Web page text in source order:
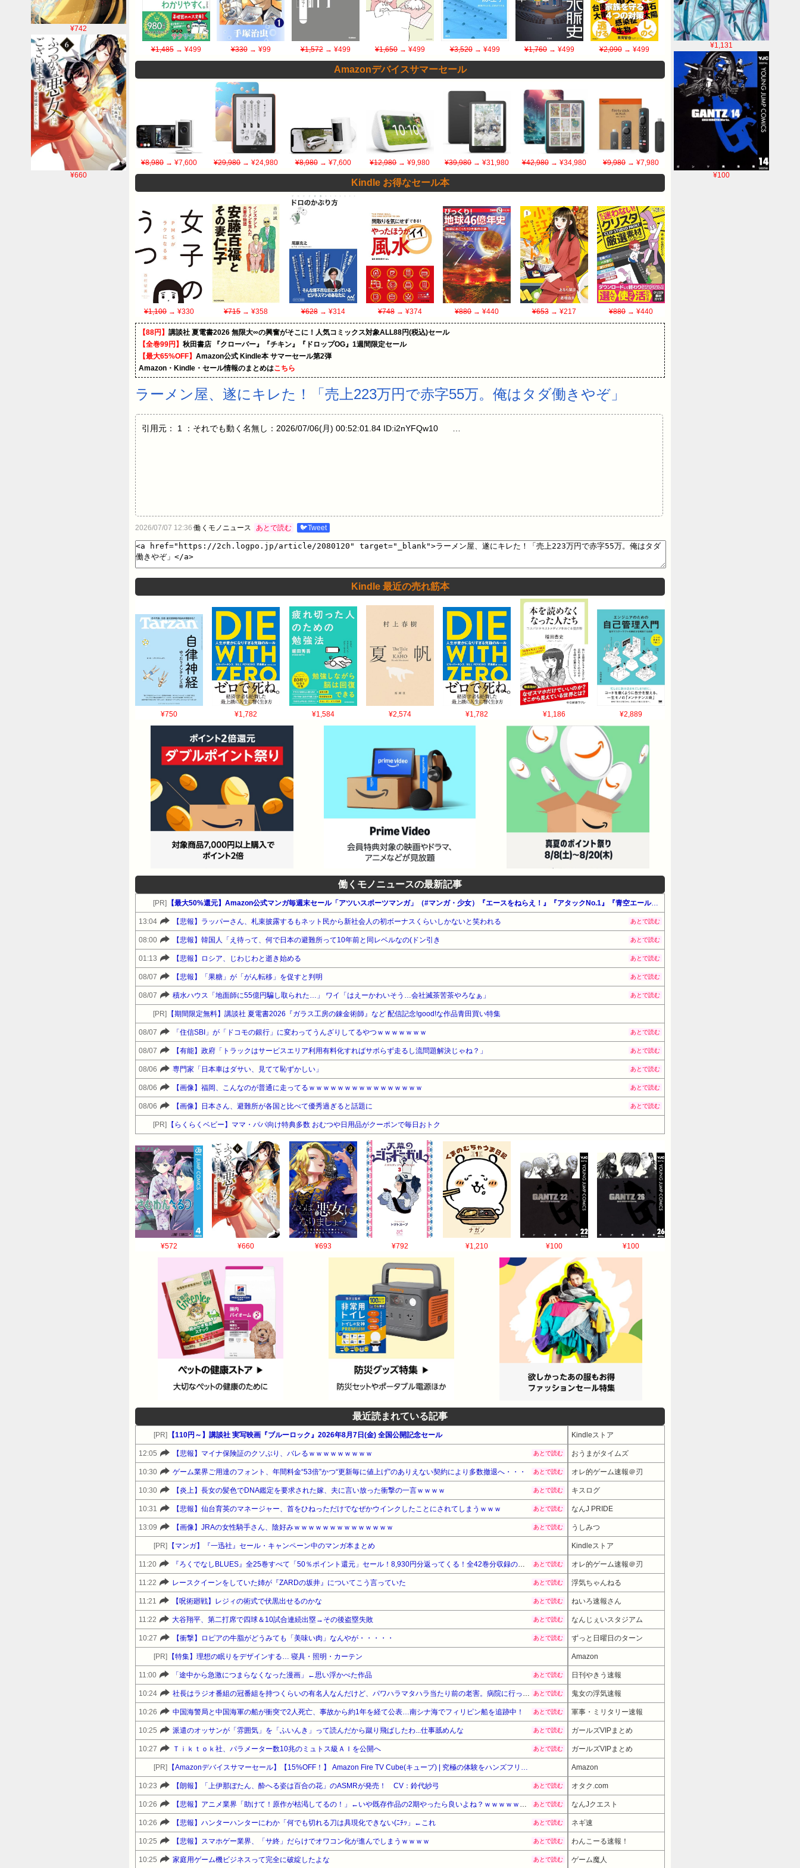
¥1,131
¥100
¥742
¥660
¥1,485→ ¥499 ¥330→ ¥99 ¥1,572→ ¥499 ¥1,650 → ¥499 ¥3,520→ ¥499 ¥1,760 → ¥499 ¥2,090→ ¥499
Amazonデバイスサマーセール
¥8,980 → ¥7,600 ¥29,980→ ¥24,980 ¥8,980→ ¥7,600 ¥12,980→ ¥9,980 ¥39,980→ ¥31,980 ¥42,980→ ¥34,980 ¥9,980→ ¥7,980
Kindle お得なセール本
¥1,100 → ¥330 ¥715→ ¥358 ¥628→ ¥314 ¥748→ ¥374 ¥880→ ¥440 ¥653→ ¥217 ¥880→ ¥440
【88円】 講談社 夏電書2026 無限大∞の興奮がそこに！人気コミックス対象ALL88円(税込)セール
【全巻99円】 秋田書店 『クローバー』『チキン』『ドロップOG』1週間限定セール
【最大65%OFF】 Amazon公式 Kindle本 サマーセール第2弾
Amazon・Kindle・セール情報のまとめはこちら
ラーメン屋、遂にキレた！「売上223万円で赤字55万。俺はタダ働きやぞ」
引用元： 1 ：それでも動く名無し：2026/07/06(月) 00:52:01.84 ID:i2nYFQw10 …
2026/07/07 12:36働くモノニュース あとで読む 🐦Tweet
Kindle 最近の売れ筋本
¥750 ¥1,782 ¥1,584 ¥2,574 ¥1,782 ¥1,186 ¥2,889
働くモノニュースの最新記事
[PR] 【最大50%還元】Amazon公式マンガ毎週末セール「アツいスポーツマンガ」（#マンガ・少女）『エースをねらえ！』『アタックNo.1』『青空エール』他
13:04 【悲報】ラッパーさん、札束披露するもネット民から新社会人の初ボーナスくらいしかないと笑われる あとで読む
08:00 【悲報】韓国人「え待って、何で日本の避難所って10年前と同レベルなの(ドン引き あとで読む
01:13 【悲報】ロシア、じわじわと逝き始める あとで読む
08/07 【悲報】「果糖」が「がん転移」を促すと判明 あとで読む
08/07 積水ハウス「地面師に55億円騙し取られた…」 ワイ「はえーかわいそう…会社滅茶苦茶やろなぁ」 あとで読む
[PR] 【期間限定無料】講談社 夏電書2026『ガラス工房の錬金術師』など 配信記念!good!な作品青田買い特集
08/07 「住信SBI」が「ドコモの銀行」に変わってうんざりしてるやつｗｗｗｗｗｗｗ あとで読む
08/07 【有能】政府「トラックはサービスエリア利用有料化すればサボらず走るし流問題解決じゃね？」 あとで読む
08/06 専門家「日本車はダサい、見てて恥ずかしい」 あとで読む
08/06 【画像】福岡、こんなのが普通に走ってるｗｗｗｗｗｗｗｗｗｗｗｗｗｗｗｗ あとで読む
08/06 【画像】日本さん、避難所が各国と比べて優秀過ぎると話題に あとで読む
[PR] 【らくらくベビー】ママ・パパ向け特典多数 おむつや日用品がクーポンで毎日おトク
¥572 ¥660 ¥693 ¥792 ¥1,210 ¥100 ¥100
最近読まれている記事
[PR] 【110円～】講談社 実写映画『ブルーロック』2026年8月7日(金) 全国公開記念セール Kindleストア
12:05 【悲報】マイナ保険証のクソぶり、バレるｗｗｗｗｗｗｗｗｗ あとで読む おうまがタイムズ
10:30 ゲーム業界ご用達のフォント、年間料金“53倍”かつ“更新毎に値上げ”のありえない契約により多数撤退へ・・・ あとで読む オレ的ゲーム速報＠刃
10:30 【炎上】長女の髪色でDNA鑑定を要求された嫁、夫に言い放った衝撃の一言ｗｗｗｗ あとで読む キスログ
10:31 【悲報】仙台育英のマネージャー、首をひねっただけでなぜかウインクしたことにされてしまうｗｗｗ あとで読む なんJ PRIDE
13:09 【画像】JRAの女性騎手さん、陰好みｗｗｗｗｗｗｗｗｗｗｗｗｗｗ あとで読む うしみつ
[PR] 【マンガ】『一迅社』セール・キャンペーン中のマンガ本まとめ Kindleストア
11:20 『ろくでなしBLUES』全25巻すべて「50％ポイント還元」セール！8,930円分返ってくる！全42巻分収録の文庫版！ヤンキー漫画の頂点！ジャンプ黄金期の伝説的な傑作 あとで読む オレ的ゲーム速報＠刃
11:22 レースクイーンをしていた姉が『ZARDの坂井』についてこう言っていた あとで読む 浮気ちゃんねる
11:21 【呪術廻戦】レジィの術式で伏黒出せるのかな あとで読む ねいろ速報さん
11:22 大谷翔平、第二打席で四球＆10試合連続出塁→その後盗塁失敗 あとで読む なんじぇいスタジアム
10:27 【衝撃】ロピアの牛脂がどうみても「美味い肉」なんやが・・・・・ あとで読む ずっと日曜日のターン
[PR] 【特集】理想の眠りをデザインする… 寝具・照明・カーテン Amazon
11:00 「途中から急激につまらなくなった漫画」←思い浮かべた作品 あとで読む 日刊やきう速報
10:24 社長はラジオ番組の冠番組を持つくらいの有名人なんだけど、パワハラマタハラ当たり前の老害。病院に行っただけで退職勧告を受けた。社長「労基に言うなよ！」と言うけれど…→ あとで読む 鬼女の浮気速報
10:26 中国海警局と中国海軍の船が衝突で2人死亡、事故から約1年を経て公表…南シナ海でフィリピン船を追跡中！ あとで読む 軍事・ミリタリー速報
10:25 派遣のオッサンが「雰囲気」を「ふいんき」って読んだから蹴り飛ばしたわ...仕事舐めんな あとで読む ガールズVIPまとめ
10:27 Ｔｉｋｔｏｋ社、パラメーター数10兆のミュトス級ＡＩを公開へ あとで読む ガールズVIPまとめ
[PR] 【Amazonデバイスサマーセール】【15%OFF！】 Amazon Fire TV Cube(キューブ) | 究極の体験をハンズフリーで | ストリーミングメディアプレイヤー Amazon
10:23 【朗報】「上伊那ぼたん、酔へる姿は百合の花」のASMRが発売！ CV：鈴代紗弓 あとで読む オタク.com
10:26 【悲報】アニメ業界「助けて！原作が枯渇してるの！」←いや既存作品の2期やったら良いよね？ｗｗｗｗｗｗｗｗｗｗ あとで読む なんJクエスト
10:26 【悲報】ハンターハンターにわか「何でも切れる刀は具現化できない(ﾆﾁｯ」←これ あとで読む ネギ速
10:25 【悲報】スマホゲー業界、「サ終」だらけでオワコン化が進んでしまうｗｗｗｗ あとで読む わんこーる速報！
10:25 家庭用ゲーム機ビジネスって完全に破綻したよな あとで読む ゲーム魔人